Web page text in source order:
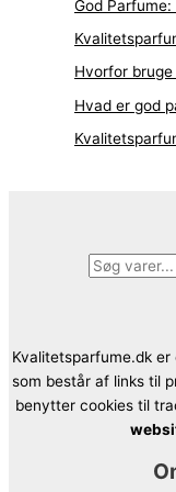
God
Hvorfor
Hvad er god
Kvalitetsparfume.dk
som består af links til
benytter cookies til